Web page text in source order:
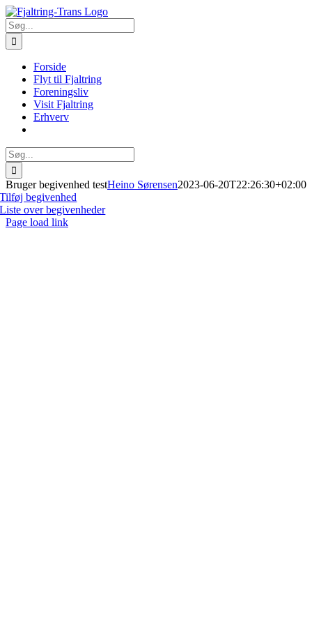
Skip
to
content
Søg
efter:
Forside
Flyt til Fjaltring
Foreningsliv
Visit Fjaltring
Erhverv
Søg
efter:
Bruger begivenhed testHeino Sørensen2023-06-20T22:26:30+02:00
Tilføj begivenhed
Liste over begivenheder
Page load link